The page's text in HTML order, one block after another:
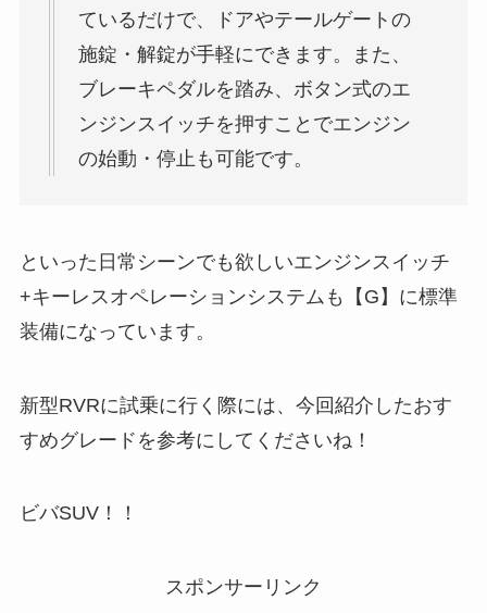
ているだけで、ドアやテールゲートの
施錠・解錠が手軽にできます。また、
ブレーキペダルを踏み、ボタン式のエ
ンジンスイッチを押すことでエンジン
の始動・停止も可能です。
といった日常シーンでも欲しいエンジンスイッチ
+キーレスオペレーションシステムも【G】に標準
装備になっています。
新型RVRに試乗に行く際には、今回紹介したおす
すめグレードを参考にしてくださいね！
ビバSUV！！
スポンサーリンク